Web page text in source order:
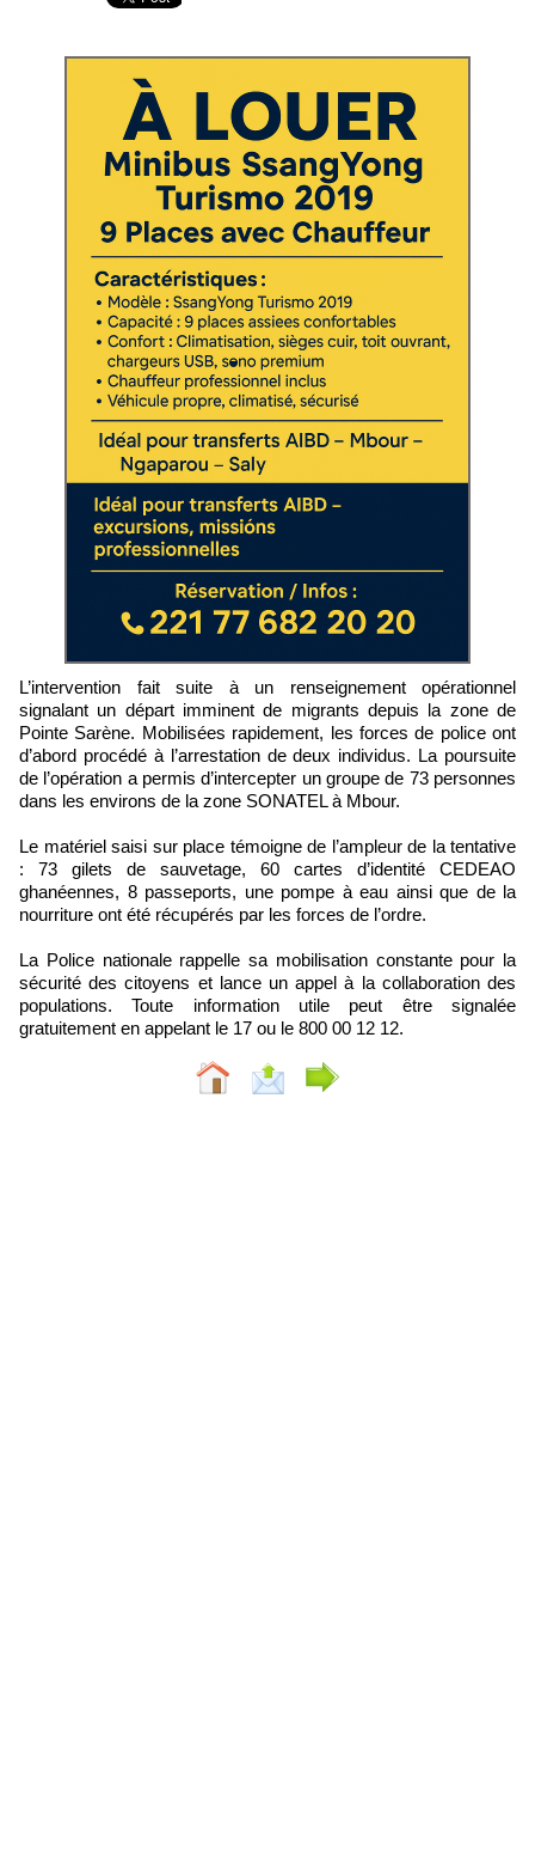
L’intervention fait suite à un renseignement opérationnel
signalant un départ imminent de migrants depuis la zone de
Pointe Sarène. Mobilisées rapidement, les forces de police ont
d’abord procédé à l’arrestation de deux individus. La poursuite
de l’opération a permis d’intercepter un groupe de 73 personnes
dans les environs de la zone SONATEL à Mbour.
Le matériel saisi sur place témoigne de l’ampleur de la tentative
: 73 gilets de sauvetage, 60 cartes d’identité CEDEAO
ghanéennes, 8 passeports, une pompe à eau ainsi que de la
nourriture ont été récupérés par les forces de l’ordre.
La Police nationale rappelle sa mobilisation constante pour la
sécurité des citoyens et lance un appel à la collaboration des
populations. Toute information utile peut être signalée
gratuitement en appelant le 17 ou le 800 00 12 12.